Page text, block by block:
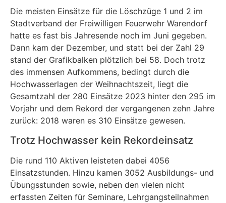
Die meisten Einsätze für die Löschzüge 1 und 2 im
Stadtverband der Freiwilligen Feuerwehr Warendorf
hatte es fast bis Jahresende noch im Juni gegeben.
Dann kam der Dezember, und statt bei der Zahl 29
stand der Grafikbalken plötzlich bei 58. Doch trotz
des immensen Aufkommens, bedingt durch die
Hochwasserlagen der Weihnachtszeit, liegt die
Gesamtzahl der 280 Einsätze 2023 hinter den 295 im
Vorjahr und dem Rekord der vergangenen zehn Jahre
zurück: 2018 waren es 310 Einsätze gewesen.
Trotz Hochwasser kein Rekordeinsatz
Die rund 110 Aktiven leisteten dabei 4056
Einsatzstunden. Hinzu kamen 3052 Ausbildungs- und
Übungsstunden sowie, neben den vielen nicht
erfassten Zeiten für Seminare, Lehrgangsteilnahmen